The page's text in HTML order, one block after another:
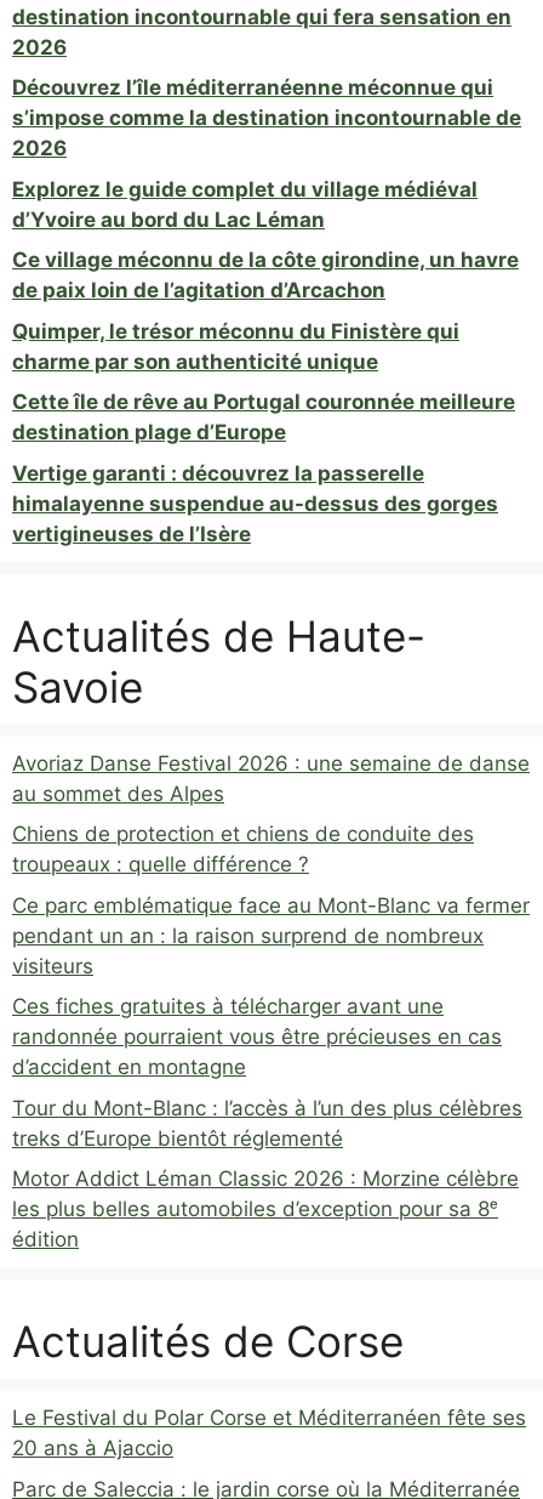
destination incontournable qui fera sensation en
2026
Découvrez l’île méditerranéenne méconnue qui
s’impose comme la destination incontournable de
2026
Explorez le guide complet du village médiéval
d’Yvoire au bord du Lac Léman
Ce village méconnu de la côte girondine, un havre
de paix loin de l’agitation d’Arcachon
Quimper, le trésor méconnu du Finistère qui
charme par son authenticité unique
Cette île de rêve au Portugal couronnée meilleure
destination plage d’Europe
Vertige garanti : découvrez la passerelle
himalayenne suspendue au-dessus des gorges
vertigineuses de l’Isère
Actualités de Haute-
Savoie
Avoriaz Danse Festival 2026 : une semaine de danse
au sommet des Alpes
Chiens de protection et chiens de conduite des
troupeaux : quelle différence ?
Ce parc emblématique face au Mont-Blanc va fermer
pendant un an : la raison surprend de nombreux
visiteurs
Ces fiches gratuites à télécharger avant une
randonnée pourraient vous être précieuses en cas
d’accident en montagne
Tour du Mont-Blanc : l’accès à l’un des plus célèbres
treks d’Europe bientôt réglementé
Motor Addict Léman Classic 2026 : Morzine célèbre
les plus belles automobiles d’exception pour sa 8ᵉ
édition
Actualités de Corse
Le Festival du Polar Corse et Méditerranéen fête ses
20 ans à Ajaccio
Parc de Saleccia : le jardin corse où la Méditerranée